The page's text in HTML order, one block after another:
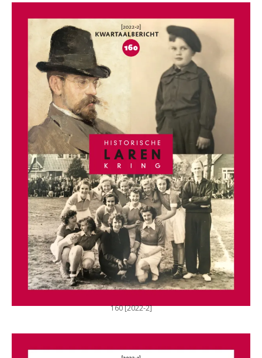
160 [2022-2]